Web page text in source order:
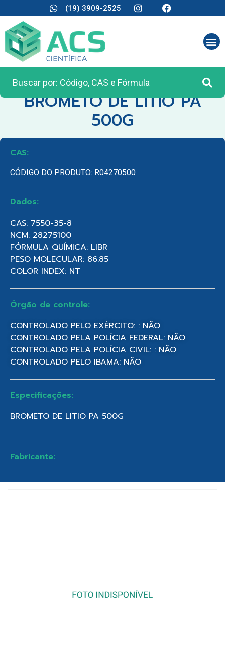
(19) 3909-2525
CATEGORIA:REAGENTES ANALÍTICOS
BROMETO DE LITIO PA
500G
CAS:
CÓDIGO DO PRODUTO: R04270500
Dados:
CAS: 7550-35-8
NCM: 28275100
FÓRMULA QUÍMICA: LIBR
PESO MOLECULAR: 86.85
COLOR INDEX: NT
Órgão de controle:
CONTROLADO PELO EXÉRCITO: : NÃO
CONTROLADO PELA POLÍCIA FEDERAL: NÃO
CONTROLADO PELA POLÍCIA CIVIL: : NÃO
CONTROLADO PELO IBAMA: NÃO
Especificações:
BROMETO DE LITIO PA 500G
Fabricante: